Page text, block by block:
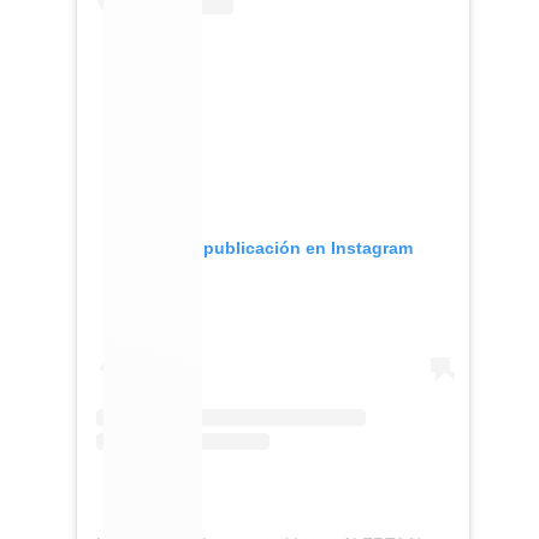
Ver esta publicación en Instagram